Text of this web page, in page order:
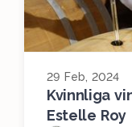
29 Feb, 2024
Kvinnliga
Estelle Roy